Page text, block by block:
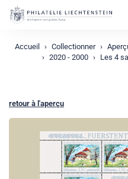
Accueil Collectionner
2020 - 2000
Les 4
retour à l'aperçu